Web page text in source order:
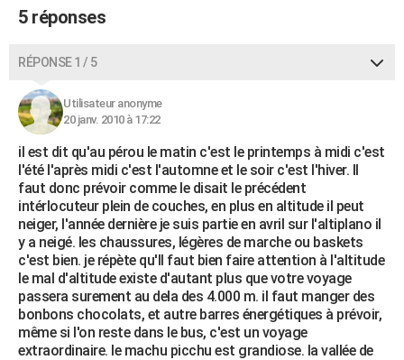
CARTE DE VOEUX
Carte de Noël
Carte Bonne année
Carte Saint-Valentin
Carte Pâques
Carte d'anniversaire
DICTIONNAIRE
Dictionnaire
Biographies
Citations
Expressions
Proverbes
PROGRAMME TV
COPAINS D'AVANT
S'inscrire
Se connecter
Lycées
Collèges
Primaires
Universités
Entreprises
Service militaire
Avis de recherche
AVIS DE DÉCÈS
FORUM
Bricolage
Lifestyle
Culture
Auto
Television
Voyage
Cinema
5 réponses
RÉPONSE 1 / 5
Utilisateur anonyme
20 janv. 2010 à 17:22
il est dit qu'au pérou le matin c'est le printemps à midi c'est
l'été l'après midi c'est l'automne et le soir c'est l'hiver. Il
faut donc prévoir comme le disait le précédent
intérlocuteur plein de couches, en plus en altitude il peut
neiger, l'année dernière je suis partie en avril sur l'altiplano il
y a neigé. les chaussures, légères de marche ou baskets
c'est bien. je répète qu'll faut bien faire attention à l'altitude
le mal d'altitude existe d'autant plus que votre voyage
passera surement au dela des 4.000 m. il faut manger des
bonbons chocolats, et autre barres énergétiques à prévoir,
même si l'on reste dans le bus, c'est un voyage
extraordinaire. le machu picchu est grandiose. la vallée de